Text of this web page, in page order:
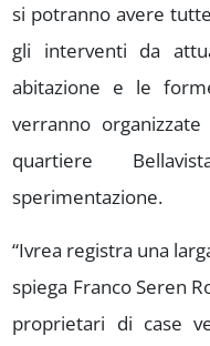
si potranno avere
gli interventi da
abitazione e le
verranno
quartiere
sperimentazione.
“Ivrea registra una
spiega Franco Seren
proprietari di case